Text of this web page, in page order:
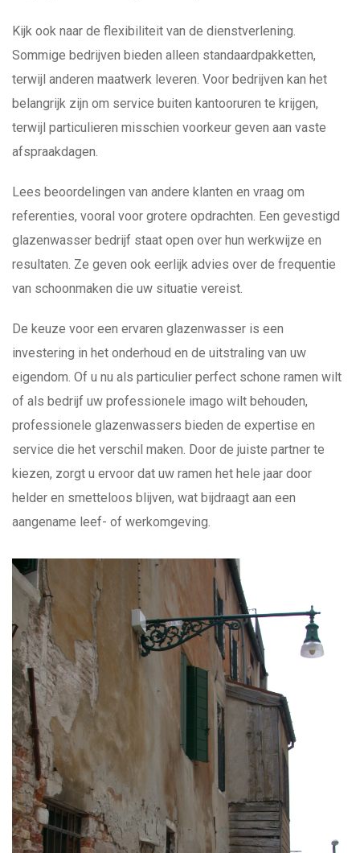
Kijk ook naar de flexibiliteit van de dienstverlening.
Sommige bedrijven bieden alleen standaardpakketten,
terwijl anderen maatwerk leveren. Voor bedrijven kan het
belangrijk zijn om service buiten kantooruren te krijgen,
terwijl particulieren misschien voorkeur geven aan vaste
afspraakdagen.
Lees beoordelingen van andere klanten en vraag om
referenties, vooral voor grotere opdrachten. Een gevestigd
glazenwasser bedrijf staat open over hun werkwijze en
resultaten. Ze geven ook eerlijk advies over de frequentie
van schoonmaken die uw situatie vereist.
De keuze voor een ervaren glazenwasser is een
investering in het onderhoud en de uitstraling van uw
eigendom. Of u nu als particulier perfect schone ramen wilt
of als bedrijf uw professionele imago wilt behouden,
professionele glazenwassers bieden de expertise en
service die het verschil maken. Door de juiste partner te
kiezen, zorgt u ervoor dat uw ramen het hele jaar door
helder en smetteloos blijven, wat bijdraagt aan een
aangename leef- of werkomgeving.